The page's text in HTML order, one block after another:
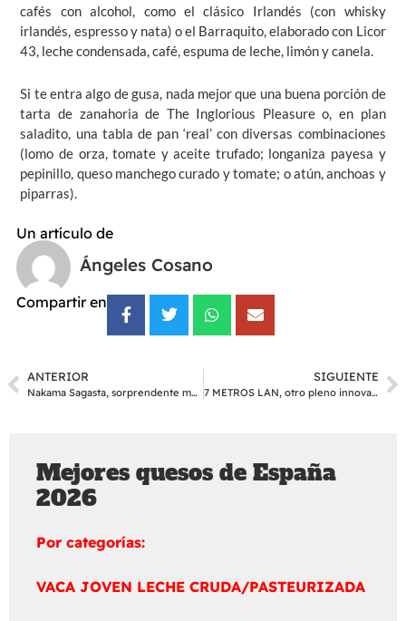
cafés con alcohol, como el clásico
Irlandés
(con whisky
irlandés, espresso y nata) o el Barraquito, elaborado con Licor
43, leche condensada, café, espuma de leche, limón y canela.
Si te entra algo de gusa, nada mejor que una buena porción de
tarta de zanahoria de The Inglorious Pleasure o, en plan
saladito, una tabla de pan ‘real’ con diversas combinaciones
(lomo de orza, tomate y aceite trufado; longaniza payesa y
pepinillo, queso manchego curado y tomate; o atún, anchoas y
piparras).
Un artículo de
Ángeles Cosano
Compartir en
ANTERIOR
Nakama Sagasta, sorprendente mestizaje
SIGUIENTE
7 METROS LAN, otro pleno innovador
Mejores quesos de España
2026
Por categorías:
VACA JOVEN LECHE CRUDA/PASTEURIZADA